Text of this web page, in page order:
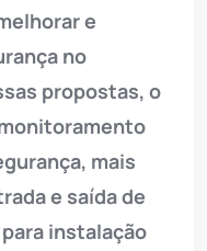
e
no
propostas, o
mais
e saída de
instalação